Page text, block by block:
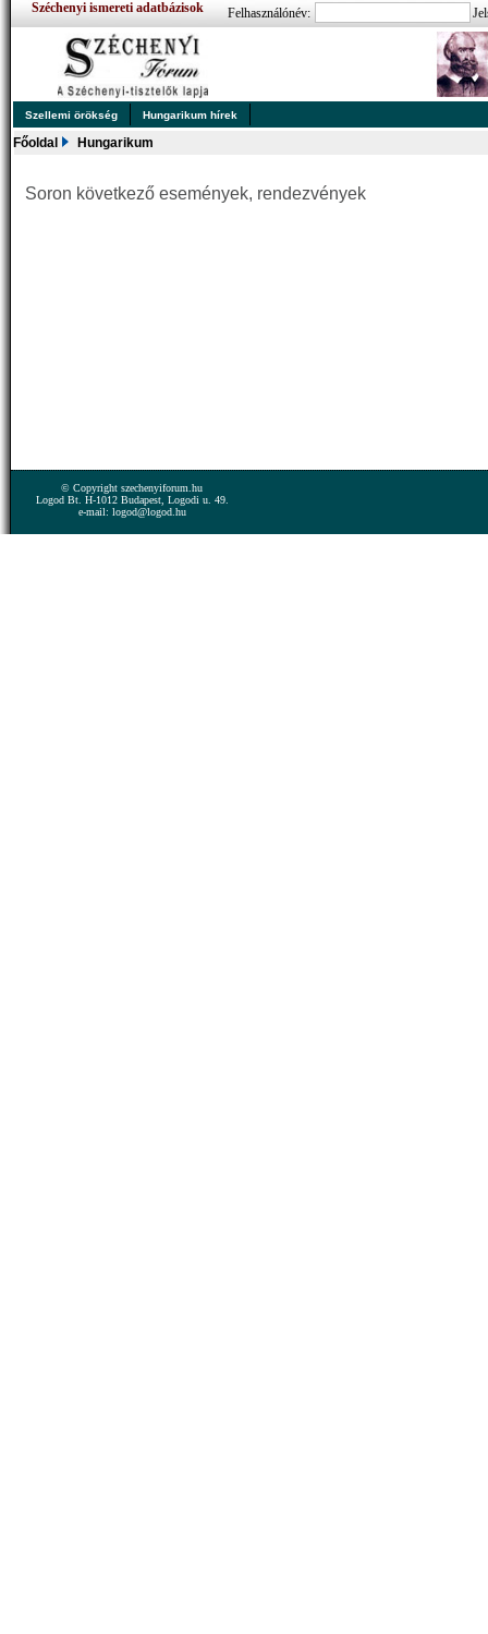
Széchenyi ismereti adatbázisok Felhasználónév:
Szellemi örökség Hungarikum hírek
Főoldal Hungarikum
Soron következő események, rendezvények
© Copyright szechenyiforum.hu
Logod Bt. H-1012 Budapest, Logodi u. 49.
e-mail: logod@logod.hu